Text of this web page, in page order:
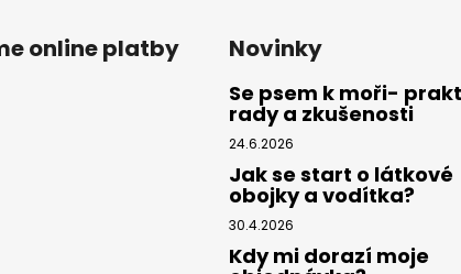
online platby Novinky
Se psem k moři-
rady a zkušenosti
24.6.2026
Jak se start o látkové
obojky a vodítka?
30.4.2026
Kdy mi dorazí moje